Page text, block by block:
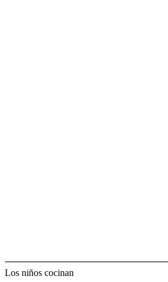
Los niños cocinan